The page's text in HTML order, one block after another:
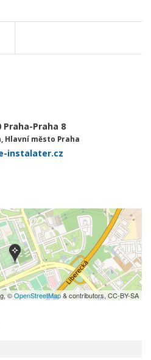
Praha-Praha 8
Hlavní město Praha
instalater.cz
©OpenStreetMap& contributors, CC-BY-SA